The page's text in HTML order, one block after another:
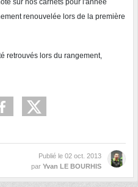
renouvelée lors de la première
retrouvés lors du rangement,
Publié le 02 oct. 2013
par Yvan LE BOURHIS